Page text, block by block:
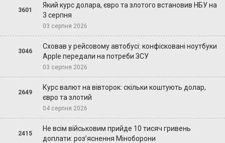
3601
Який курс долара, євро та злотого встановив НБУ на
3 серпня
03 серпня 2026
3046
Сховав у рейсовому автобусі: конфісковані ноутбуки
Apple передали на потреби ЗСУ
03 серпня 2026
2649
Курс валют на вівторок: скільки коштують долар,
євро та злотий
04 серпня 2026
2415
Не всім військовим прийде 10 тисяч гривень
доплати: роз’яснення Міноборони